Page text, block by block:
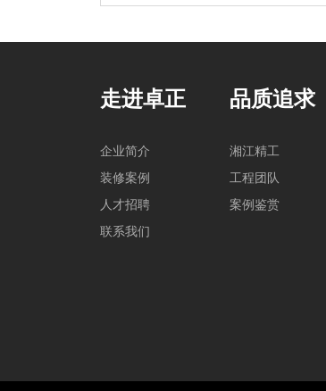
走进卓正
企业简介
装修案例
人才招聘
联系我们
品质追求
湘江精工
工程团队
案例鉴赏